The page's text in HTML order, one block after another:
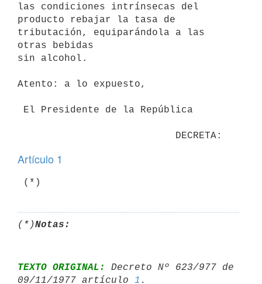
las condiciones intrínsecas del
producto rebajar la tasa de
tributación, equiparándola a las
otras bebidas
sin alcohol.
Atento: a lo expuesto,
Artículo 1
(*)Notas:
TEXTO ORIGINAL:
Decreto Nº 623/977 de
09/11/1977 artículo 1